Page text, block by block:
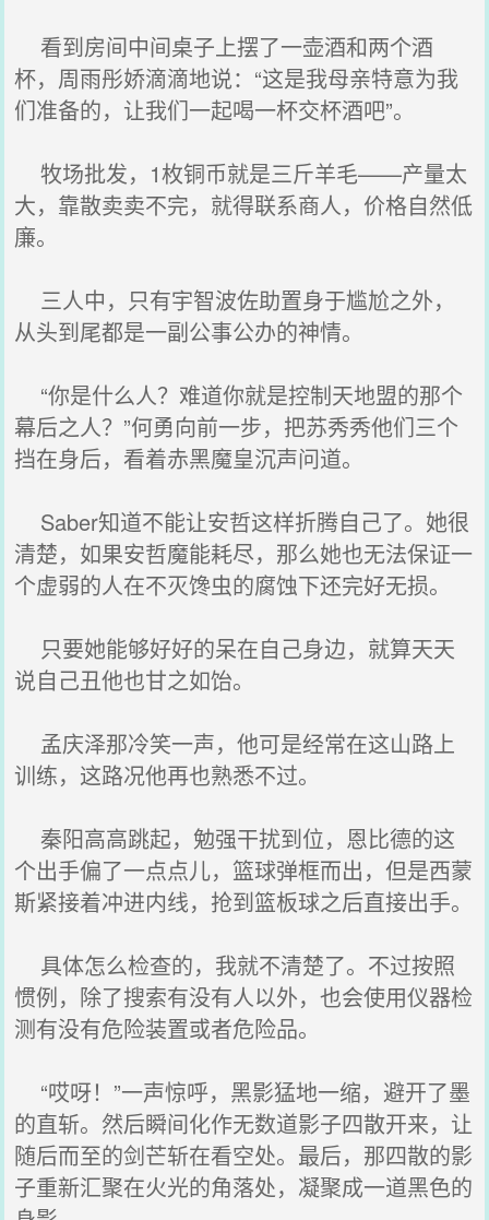
看到房间中间桌子上摆了一壶酒和两个酒
杯，周雨彤娇滴滴地说：“这是我母亲特意为我
们准备的，让我们一起喝一杯交杯酒吧”。
牧场批发，1枚铜币就是三斤羊毛——产量太
大，靠散卖卖不完，就得联系商人，价格自然低
廉。
三人中，只有宇智波佐助置身于尴尬之外，
从头到尾都是一副公事公办的神情。
“你是什么人？难道你就是控制天地盟的那个
幕后之人？”何勇向前一步，把苏秀秀他们三个
挡在身后，看着赤黑魔皇沉声问道。
Saber知道不能让安哲这样折腾自己了。她很
清楚，如果安哲魔能耗尽，那么她也无法保证一
个虚弱的人在不灭馋虫的腐蚀下还完好无损。
只要她能够好好的呆在自己身边，就算天天
说自己丑他也甘之如饴。
孟庆泽那冷笑一声，他可是经常在这山路上
训练，这路况他再也熟悉不过。
秦阳高高跳起，勉强干扰到位，恩比德的这
个出手偏了一点点儿，篮球弹框而出，但是西蒙
斯紧接着冲进内线，抢到篮板球之后直接出手。
具体怎么检查的，我就不清楚了。不过按照
惯例，除了搜索有没有人以外，也会使用仪器检
测有没有危险装置或者危险品。
“哎呀！”一声惊呼，黑影猛地一缩，避开了墨
的直斩。然后瞬间化作无数道影子四散开来，让
随后而至的剑芒斩在看空处。最后，那四散的影
子重新汇聚在火光的角落处，凝聚成一道黑色的